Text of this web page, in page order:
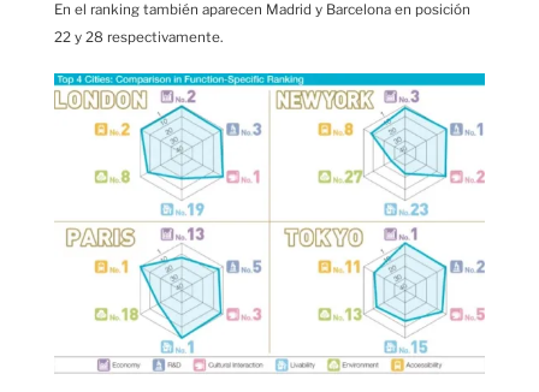
En el ranking también aparecen Madrid y Barcelona en posición
22 y 28 respectivamente.